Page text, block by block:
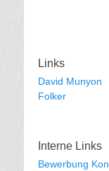
Links
David Munyon
Folker
Interne Links
Bewerbung